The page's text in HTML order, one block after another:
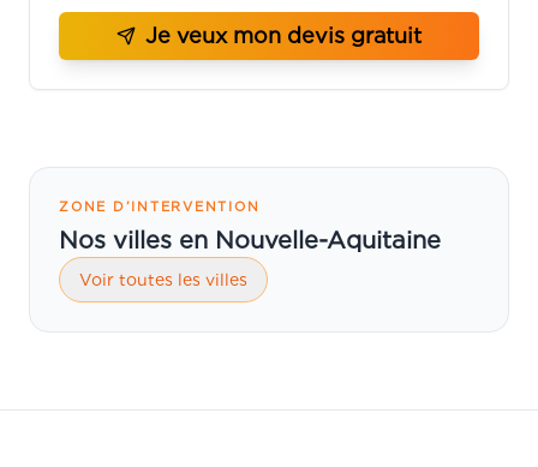
Je veux mon devis gratuit
ZONE D’INTERVENTION
Nos villes en Nouvelle-Aquitaine
Voir toutes les villes